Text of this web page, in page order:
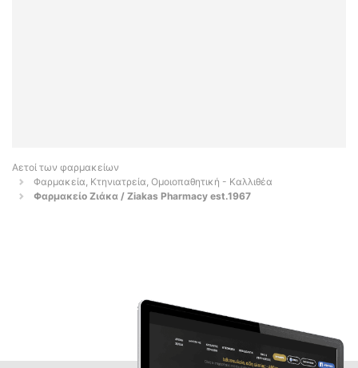
Αετοί των φαρμακείων
Φαρμακεία, Κτηνιατρεία, Ομοιοπαθητική - Καλλιθέα
Φαρμακείο Ζιάκα / Ziakas Pharmacy est.1967